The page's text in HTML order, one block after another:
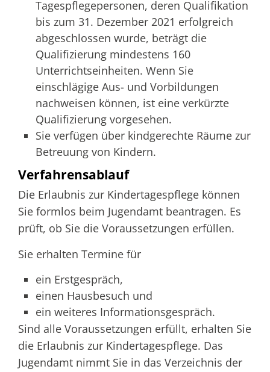
Tagespflegepersonen, deren Qualifikation
bis zum 31. Dezember 2021 erfolgreich
abgeschlossen wurde, beträgt die
Qualifizierung mindestens 160
Unterrichtseinheiten.Wenn Sie
einschlägige Aus- und Vorbildungen
nachweisen können, ist eine verkürzte
Qualifizierung vorgesehen.
Sie verfügen über kindgerechte Räume zur
Betreuung von Kindern.
Verfahrensablauf
Die Erlaubnis zur Kindertagespflege können
Sie formlos beim Jugendamt beantragen. Es
prüft, ob Sie die Voraussetzungen erfüllen.
Sie erhalten Termine für
ein Erstgespräch,
einen Hausbesuch und
ein weiteres Informationsgespräch.
Sind alle Voraussetzungen erfüllt, erhalten Sie
die Erlaubnis zur Kindertagespflege. Das
Jugendamt nimmt Sie in das Verzeichnis der